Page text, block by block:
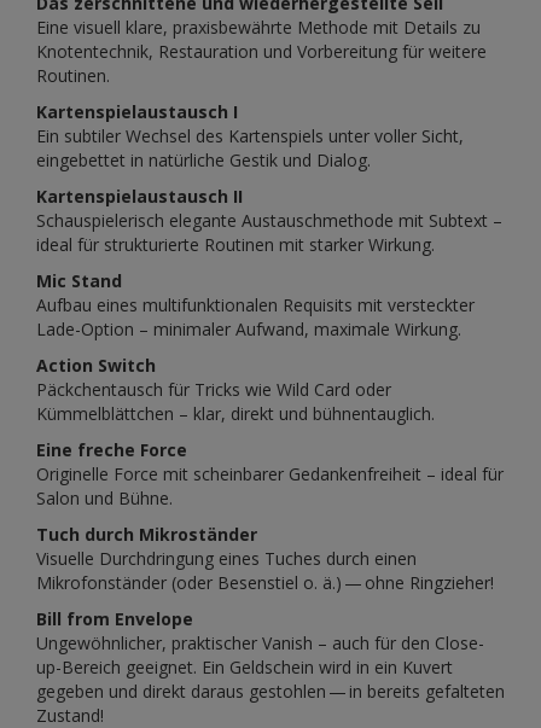
Eine visuell klare, praxisbewährte Methode mit Details zu
Knotentechnik, Restauration und Vorbereitung für weitere
Routinen.
Kartenspielaustausch I
Ein subtiler Wechsel des Kartenspiels unter voller Sicht,
eingebettet in natürliche Gestik und Dialog.
Kartenspielaustausch II
Schauspielerisch elegante Austauschmethode mit Subtext –
ideal für strukturierte Routinen mit starker Wirkung.
Mic Stand
Aufbau eines multifunktionalen Requisits mit versteckter
Lade-Option – minimaler Aufwand, maximale Wirkung.
Action Switch
Päckchentausch für Tricks wie Wild Card oder
Kümmelblättchen – klar, direkt und bühnentauglich.
Eine freche Force
Originelle Force mit scheinbarer Gedankenfreiheit – ideal für
Salon und Bühne.
Tuch durch Mikroständer
Visuelle Durchdringung eines Tuches durch einen
Mikrofonständer (oder Besenstiel o. ä.) — ohne Ringzieher!
Bill from Envelope
Ungewöhnlicher, praktischer Vanish – auch für den Close-
up-Bereich geeignet. Ein Geldschein wird in ein Kuvert
gegeben und direkt daraus gestohlen — in bereits gefalteten
Zustand!